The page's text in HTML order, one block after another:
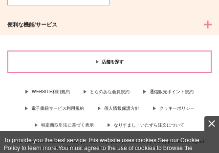
To provide you the best service, this website uses cookies.See our Cookie
Policy to learn more.You must agree to the use of cookies to browse the
便利な機能/サービス
店舗を探す
WEBSITE利用規約 とらのあな会員規約 通信販売ポイント規約
電子書籍サービス利用規約 個人情報保護方針 クッキーポリシー
特定商取引法に基づく表示 なりすまし・いたずら注文について
For Overseas customer, now you can ship your purchases by using purchases agent
services “AOCS”! Click {more…} for more information …more